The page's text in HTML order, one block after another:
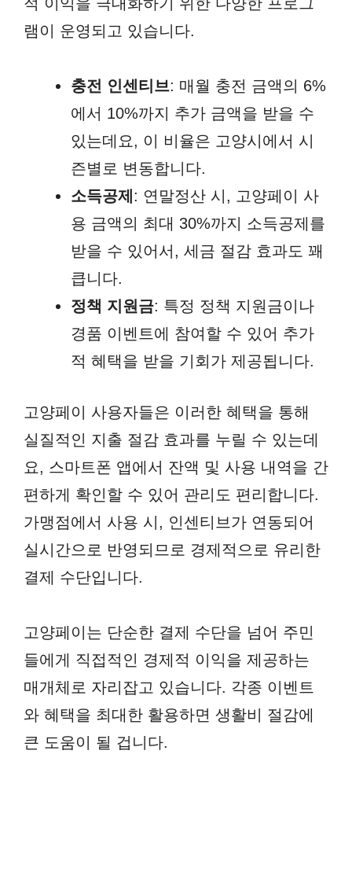
램이 운영되고 있습니다.
충전 인센티브: 매월 충전 금액의 6%
에서 10%까지 추가 금액을 받을 수
있는데요, 이 비율은 고양시에서 시
즌별로 변동합니다.
소득공제 : 연말정산 시, 고양페이 사
용 금액의 최대 30%까지 소득공제를
받을 수 있어서, 세금 절감 효과도 꽤
큽니다.
정책 지원금: 특정 정책 지원금이나
경품 이벤트에 참여할 수 있어 추가
적 혜택을 받을 기회가 제공됩니다.
고양페이 사용자들은 이러한 혜택을 통해
실질적인 지출 절감 효과를 누릴 수 있는데
요, 스마트폰 앱에서 잔액 및 사용 내역을 간
편하게 확인할 수 있어 관리도 편리합니다.
가맹점에서 사용 시, 인센티브가 연동되어
실시간으로 반영되므로 경제적으로 유리한
결제 수단입니다.
고양페이는 단순한 결제 수단을 넘어 주민
들에게 직접적인 경제적 이익을 제공하는
매개체로 자리잡고 있습니다. 각종 이벤트
와 혜택을 최대한 활용하면 생활비 절감에
큰 도움이 될 겁니다.